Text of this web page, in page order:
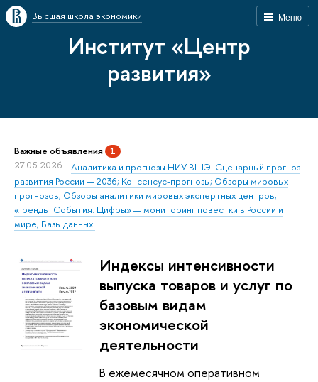
Меню
Высшая школа экономики
Институт «Центр
развития»
Важные объявления 1
27.05.2026
Аналитика и прогнозы НИУ ВШЭ: Сценарный прогноз
развития России — 2036; Консенсус-прогнозы; Обзоры мировых
прогнозов; Обзоры аналитики мировых экспертных центров;
«Тренды. События. Цифры» — мониторинг повестки в России и
мире; Базы данных.
Индексы интенсивности
выпуска товаров и услуг по
базовым видам
экономической
деятельности
В ежемесячном оперативном